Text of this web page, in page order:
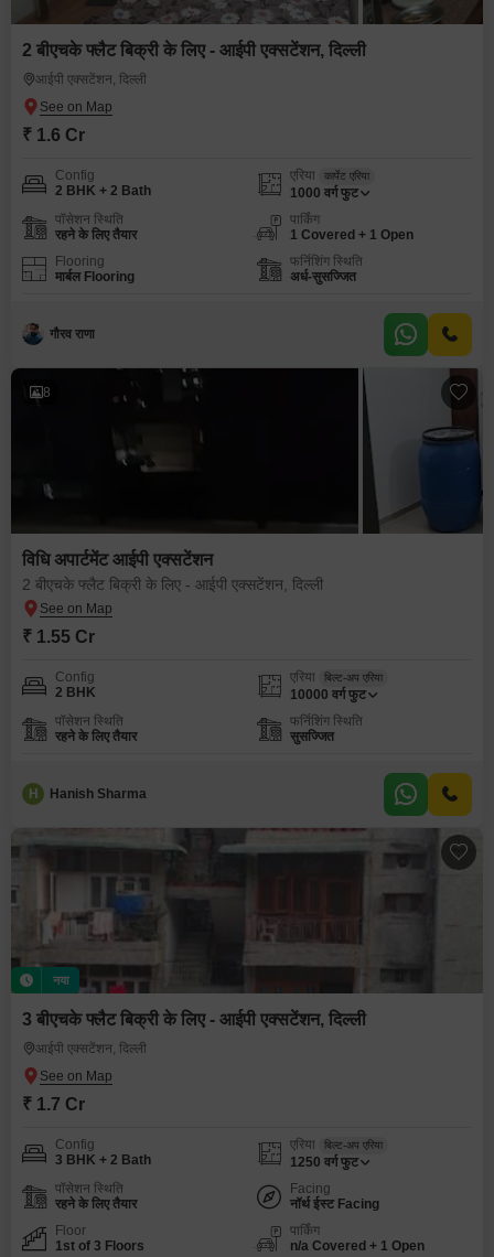
2 बीएचके फ्लैट बिक्री के लिए - आईपी एक्सटेंशन, दिल्ली
आईपी एक्सटेंशन, दिल्ली
₹ 1.6 Cr
Config
2 BHK + 2 Bath
एरिया कार्पेट एरिया
1000 वर्ग फुट
पॉसेशन स्थिति
रहने के लिए तैयार
पार्किंग
1 Covered + 1 Open
Flooring
मार्बल Flooring
फर्निशिंग स्थिति
अर्ध-सुसज्जित
गौरव राणा
8
विधि अपार्टमेंट आईपी एक्सटेंशन
2 बीएचके फ्लैट बिक्री के लिए - आईपी एक्सटेंशन, दिल्ली
₹ 1.55 Cr
Config
2 BHK
एरिया बिल्ट-अप एरिया
10000 वर्ग फुट
पॉसेशन स्थिति
रहने के लिए तैयार
फर्निशिंग स्थिति
सुसज्जित
H Hanish Sharma
नया
3 बीएचके फ्लैट बिक्री के लिए - आईपी एक्सटेंशन, दिल्ली
आईपी एक्सटेंशन, दिल्ली
₹ 1.7 Cr
Config
3 BHK + 2 Bath
एरिया बिल्ट-अप एरिया
1250 वर्ग फुट
पॉसेशन स्थिति
रहने के लिए तैयार
Facing
नॉर्थ ईस्ट Facing
Floor
1st of 3 Floors
पार्किंग
n/a Covered + 1 Open